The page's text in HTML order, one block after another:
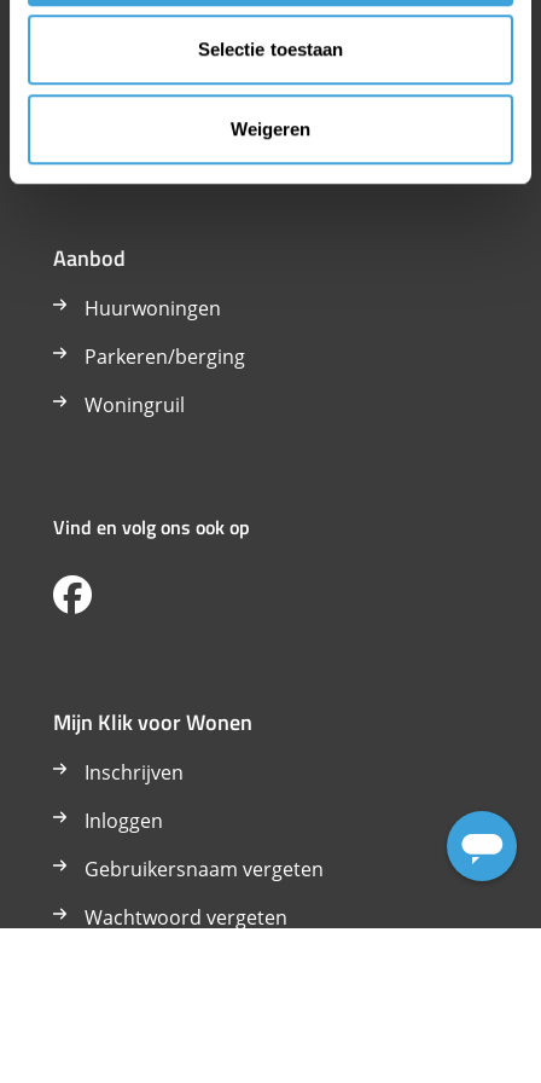
Selectie toestaan
Weigeren
Huren van starter tot senior, bestaand of nieuwbouw.
De volgende verhuurders zijn aangesloten bij stichting
Klik voor Wonen: Alwel, Avoord, Laurentius, Mooiland,
Thuisvester, WonenBreburg, Woonkwartier, Woonvizier
Aanbod
Huurwoningen
Parkeren/berging
Woningruil
Vind en volg ons ook op
Mijn Klik voor Wonen
Inschrijven
Inloggen
Gebruikersnaam vergeten
Wachtwoord vergeten